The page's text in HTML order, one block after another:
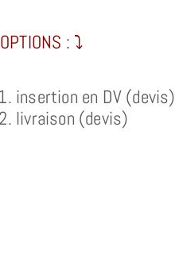
OPTIONS : ⤵︎
insertion en DV (devis)
livraison (devis)